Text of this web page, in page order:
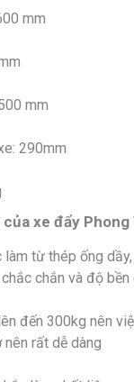
mm
mm
290mm
xe đẩy Phong
từ thép ống
chắn và độ bền
đến 300kg nên
nên rất dễ dàng